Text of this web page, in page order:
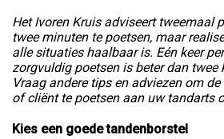
Het Ivoren Kruis adviseert tweemaal
twee minuten te poetsen, maar
alle situaties haalbaar is. Eén keer
zorgvuldig poetsen is beter dan twee
Vraag andere tips en adviezen om
of cliënt te poetsen aan uw tandarts
Kies een goede tandenborstel